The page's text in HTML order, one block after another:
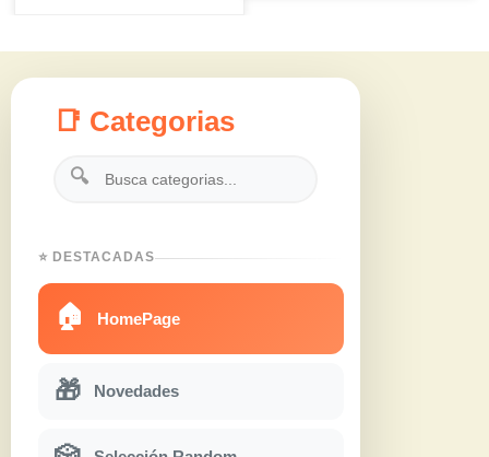
📑 Categorias
🔍
⭐ DESTACADAS
🏠 HomePage
🎁 Novedades